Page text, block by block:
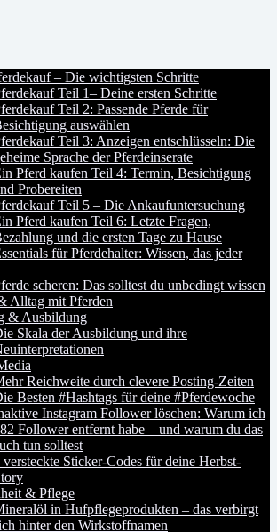
– Die wichtigsten Schritte
Teil 1– Deine ersten Schritte
Teil 2: Passende Pferde für
auswählen
Teil 3: Anzeigen entschlüsseln: Die
Sprache der Pferdeinserate
Pferd kaufen Teil 4: Termin, Besichtigung
Probereiten
Teil 5 – Die Ankaufuntersuchung
Pferd kaufen Teil 6: Letzte Fragen,
und die ersten Tage zu Hause
für Pferdehalter: Wissen, das jeder
scheren: Das solltest du unbedingt wissen
Alltag mit Pferden
& Ausbildung
Skala der Ausbildung und ihre
Reichweite durch clevere Posting-Zeiten
Besten #Hashtags für deine #Pferdewoche
Instagram Follower löschen: Warum ich
Follower entfernt habe – und warum du das
tun solltest
versteckte Sticker-Codes für deine Herbst-
& Pflege
in Hufpflegeprodukten – das verbirgt
hinter den Wirkstoffnamen